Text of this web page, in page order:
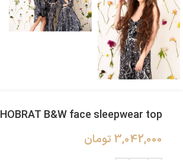
HOBRAT B&W face sleepwear top
3,042,000 تومان